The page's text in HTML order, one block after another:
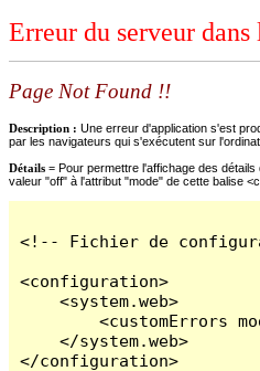
Erreur du serveur
Page Not Found !!
Description : Une erreur d'application s'est
par les navigateurs qui s'exécutent sur
Détails = Pour permettre l'affichage des
valeur "off" à l'attribut "mode" de cette balise
<!-- Fichier de
<configuration>
    <system.web>
<customErrors
    </system.web>
</configuration>